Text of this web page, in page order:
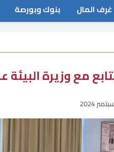
غرف المال بنوك وبورصة
مع وزيرة